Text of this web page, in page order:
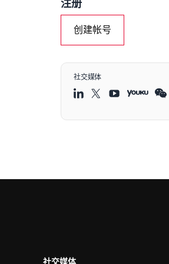
注册
创建帐号
社交媒体
社交媒体